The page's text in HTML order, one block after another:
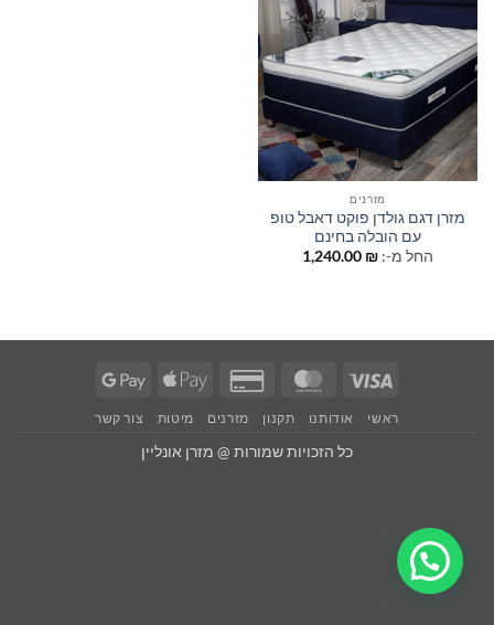
הוסף
למוצרים
שאהבתי
מזרנים
מזרן דגם גולדן פוקט דאבל טופ
עם הובלה בחינם
החל מ-:
1,240.00 ₪
Visa
MasterCard
Credit
2
Apple
Google
ראשי אודותנו תקנון מזרנים מיטות צור קשר
כל הזכויות שמורות @ מזרן אונליין